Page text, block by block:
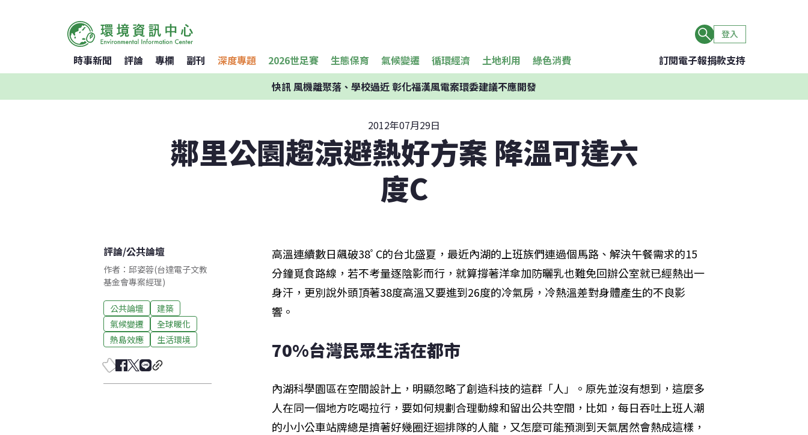
登入
時事新聞 評論 專欄 副刊 深度專題 2026世足賽 生態保育 氣候變遷 循環經濟 土地利用 綠色消費 訂閱電子報捐款支持
快訊風機離聚落、學校過近 彰化福漢風電案環委建議不應開發
2012年07月29日
鄰里公園趨涼避熱好方案 降溫可達六
度C
評論/公共論壇
作者：邱姿蓉(台達電子文教
基金會專案經理)
公共論壇
建築
氣候變遷
全球暖化
熱島效應
生活環境
高溫連續數日飆破38ﾟC的台北盛夏，最近內湖的上班族們連過個馬路、解決午餐需求的15
分鐘覓食路線，若不考量逐陰影而行，就算撐著洋傘加防曬乳也難免回辦公室就已經熱出一
身汗，更別說外頭頂著38度高溫又要進到26度的冷氣房，冷熱溫差對身體產生的不良影
響。
70%台灣民眾生活在都市
內湖科學園區在空間設計上，明顯忽略了創造科技的這群「人」。原先並沒有想到，這麼多
人在同一個地方吃喝拉行，要如何規劃合理動線和留出公共空間，比如，每日吞吐上班人潮
的小小公車站牌總是擠著好幾圈迂迴排隊的人龍，又怎麼可能預測到天氣居然會熱成這樣，